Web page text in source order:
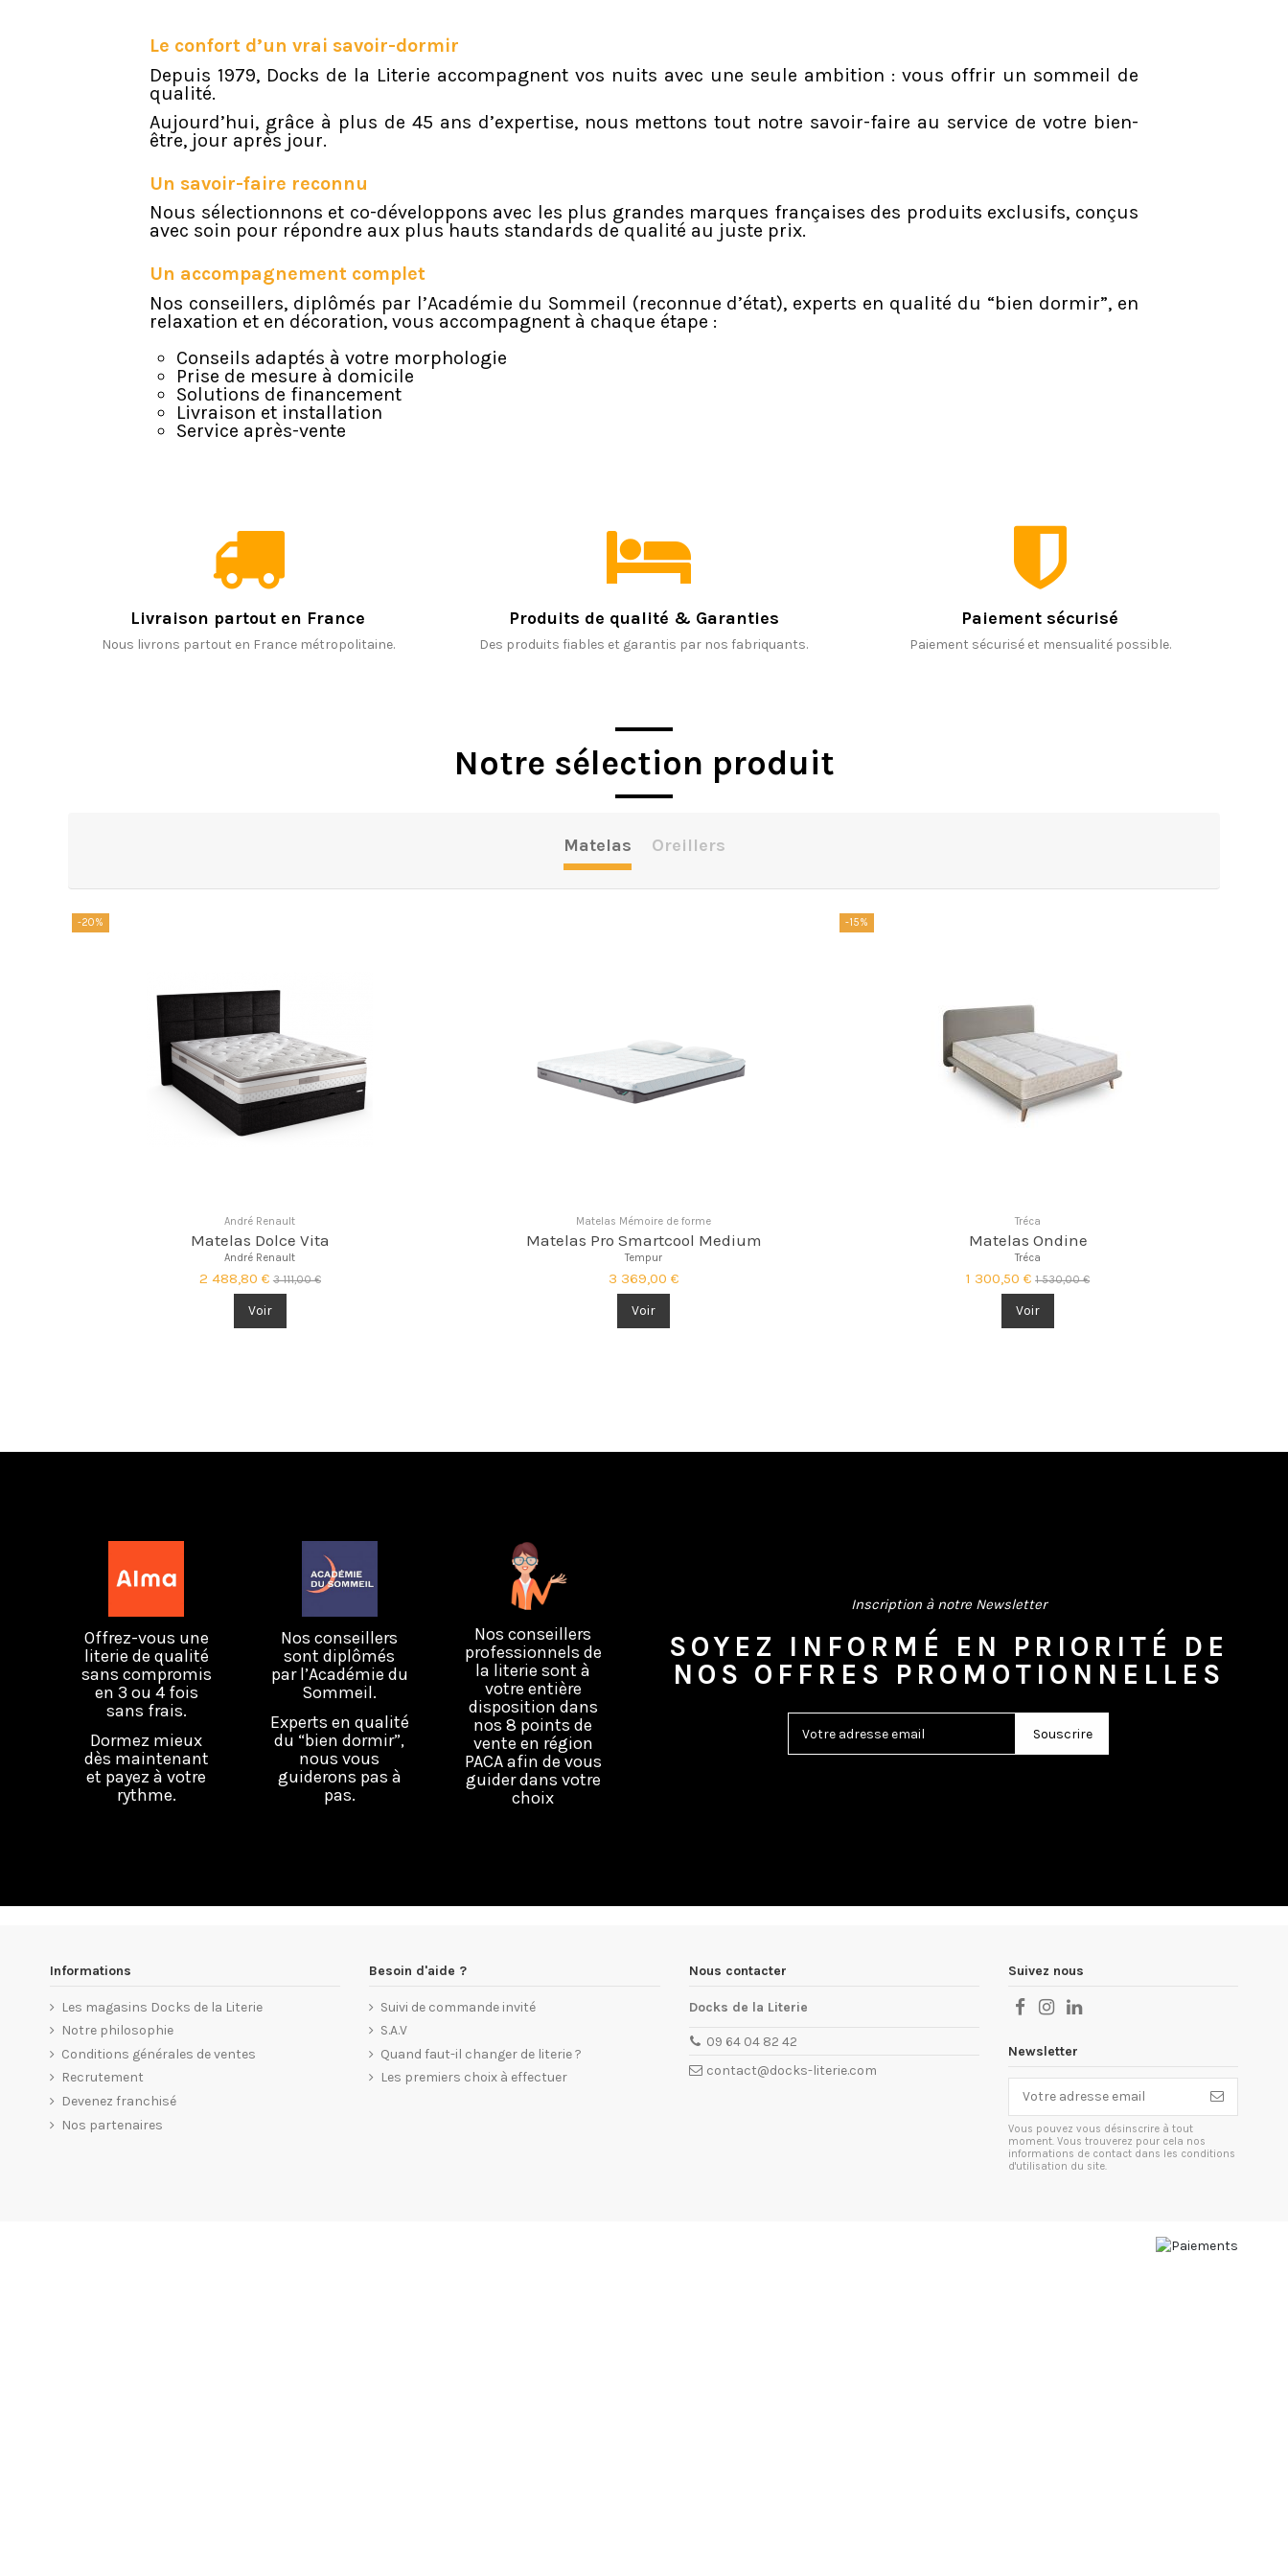
Le confort d’un vrai savoir-dormir
Depuis 1979, Docks de la Literie accompagnent vos nuits avec une seule ambition : vous offrir un sommeil de
qualité.
Aujourd’hui, grâce à plus de 45 ans d’expertise, nous mettons tout notre savoir-faire au service de votre bien-
être, jour après jour.
Un savoir-faire reconnu
Nous sélectionnons et co-développons avec les plus grandes marques françaises des produits exclusifs, conçus
avec soin pour répondre aux plus hauts standards de qualité au juste prix.
Un accompagnement complet
Nos conseillers, diplômés par l’Académie du Sommeil (reconnue d’état), experts en qualité du “bien dormir”, en
relaxation et en décoration, vous accompagnent à chaque étape :
Conseils adaptés à votre morphologie
Prise de mesure à domicile
Solutions de financement
Livraison et installation
Service après-vente
Livraison partout en France
Nous livrons partout en France métropolitaine.
Produits de qualité & Garanties
Des produits fiables et garantis par nos fabriquants.
Paiement sécurisé
Paiement sécurisé et mensualité possible.
Notre sélection produit
Matelas Oreillers
-20%
André Renault
Matelas Dolce Vita
André Renault
2 488,80 € 3 111,00 €
Voir
Matelas Mémoire de forme
Matelas Pro Smartcool Medium
Tempur
3 369,00 €
Voir
-15%
Tréca
Matelas Ondine
Tréca
1 300,50 € 1 530,00 €
Voir
Offrez-vous une
literie de qualité
sans compromis
en 3 ou 4 fois
sans frais.
Dormez mieux
dès maintenant
et payez à votre
rythme.
Nos conseillers
sont diplômés
par l’Académie du
Sommeil.
Experts en qualité
du “bien dormir”,
nous vous
guiderons pas à
pas.
Nos conseillers
professionnels de
la literie sont à
votre entière
disposition dans
nos 8 points de
vente en région
PACA afin de vous
guider dans votre
choix
Inscription à notre Newsletter
SOYEZ INFORMÉ EN PRIORITÉ DE
NOS OFFRES PROMOTIONNELLES
Informations
Les magasins Docks de la Literie
Notre philosophie
Conditions générales de ventes
Recrutement
Devenez franchisé
Nos partenaires
Besoin d'aide ?
Suivi de commande invité
S.A.V
Quand faut-il changer de literie ?
Les premiers choix à effectuer
Nous contacter
Docks de la Literie
09 64 04 82 42
contact@docks-literie.com
Suivez nous
Newsletter
Vous pouvez vous désinscrire à tout
moment. Vous trouverez pour cela nos
informations de contact dans les conditions
d'utilisation du site.